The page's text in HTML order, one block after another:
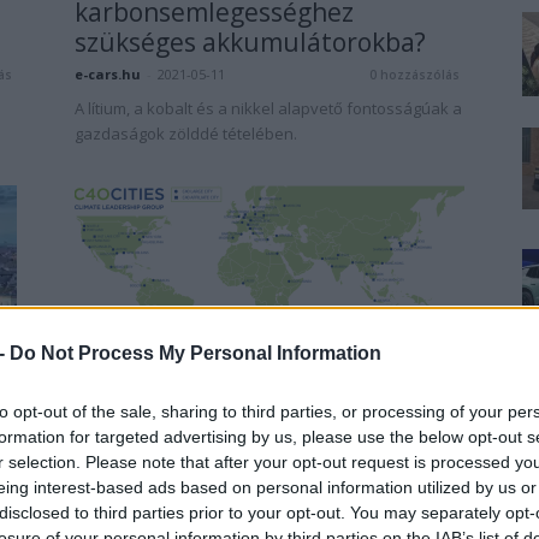
Do Not Process My Personal Information
opt-out of the sale, sharing to third parties, or processing of your
for targeted advertising by us, please use the below opt-out
selection. Please note that after your opt-out request is processed
interest-based ads based on personal information utilized by us
to third parties prior to your opt-out. You may separately
karbonsemlegességhez
szükséges akkumulátorokba?
e-cars.hu 2021-05-11 0 hozzászólás
A lítium, a kobalt és a nikkel alapvető fontosságúak a
gazdaságok zölddé tételében.
C40 Cities: Nyilatkozat a fosszilis
üzemanyagmentes utcákért
Eriqo - 2018-05-28 0 hozzászólás
Mi is pár hete találkoztunk ezzel az egyezménnyel
és szeretnénk mindenkinek bemutatni, akit érdekel a